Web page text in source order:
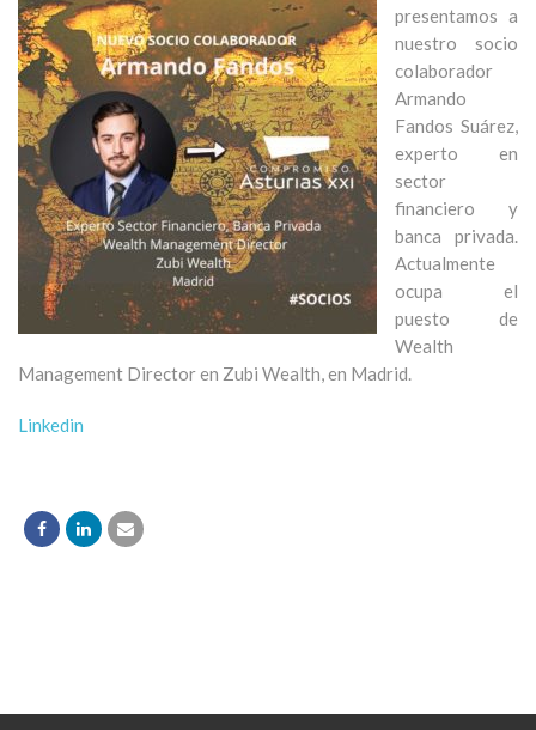
presentamos a
nuestro socio
colaborador
Armando
Fandos Suárez,
experto en
sector
financiero y
banca privada.
Actualmente
ocupa el
puesto de
Wealth
Management Director en Zubi Wealth, en Madrid.
Linkedin